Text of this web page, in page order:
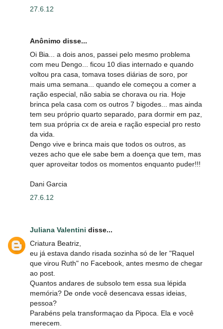
27.6.12
Anônimo disse...
Oi Bia... a dois anos, passei pelo mesmo problema
com meu Dengo... ficou 10 dias internado e quando
voltou pra casa, tomava toses diárias de soro, por
mais uma semana... quando ele começou a comer a
ração especial, não sabia se chorava ou ria. Hoje
brinca pela casa com os outros 7 bigodes... mas ainda
tem seu próprio quarto separado, para dormir em paz,
tem sua própria cx de areia e ração especial pro resto
da vida.
Dengo vive e brinca mais que todos os outros, as
vezes acho que ele sabe bem a doença que tem, mas
quer aproveitar todos os momentos enquanto puder!!!
Dani Garcia
27.6.12
Juliana Valentini disse...
Criatura Beatriz,
eu já estava dando risada sozinha só de ler "Raquel
que virou Ruth" no Facebook, antes mesmo de chegar
ao post.
Quantos andares de subsolo tem essa sua lépida
memória? De onde você desencava essas ideias,
pessoa?
Parabéns pela transformaçao da Pipoca. Ela e você
merecem.